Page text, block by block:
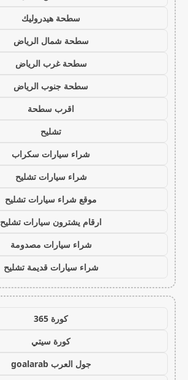
سطحة هيدروليك
سطحة شمال الرياض
سطحة غرب الرياض
سطحة جنوب الرياض
اقرب سطحة
تشليح
شراء سيارات سكراب
شراء سيارات تشليح
موقع شراء سيارات تشليح
ارقام يشترون سيارات تشليح
شراء سيارات مصدومة
شراء سيارات قديمة تشليح
كورة 365
كورة سيتي
جول العرب goalarab